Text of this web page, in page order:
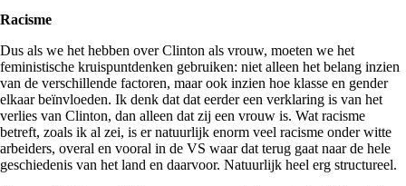
Racisme
Dus als we het hebben over Clinton als vrouw, moeten we het
feministische kruispuntdenken gebruiken: niet alleen het belang inzien
van de verschillende factoren, maar ook inzien hoe klasse en gender
elkaar beïnvloeden. Ik denk dat dat eerder een verklaring is van het
verlies van Clinton, dan alleen dat zij een vrouw is. Wat racisme
betreft, zoals ik al zei, is er natuurlijk enorm veel racisme onder witte
arbeiders, overal en vooral in de VS waar dat terug gaat naar de hele
geschiedenis van het land en daarvoor. Natuurlijk heel erg structureel.